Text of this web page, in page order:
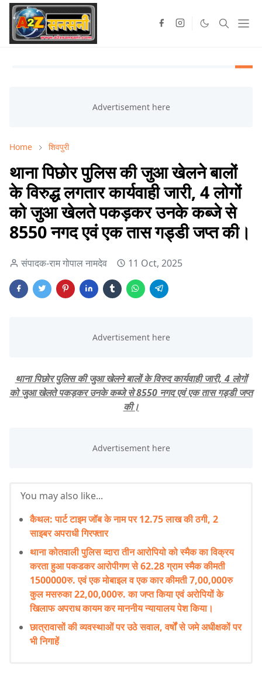
Home शिवपुरी
थाना पिछोर पुलिस की जुआ खेलने बालों
के विरुद्ध लगतार कार्यवाही जारी, 4 लोगों
को जुआ खेलते पकड़कर उनके कब्जे से
8550 नगद एवं एक तास गड्डी जप्त की।
संपादक-राम गोपाल नामदेव 11 Oct, 2025
थाना पिछोर पुलिस की जुआ खेलने बालों के विरुद कार्यवाही जारी, 4 लोगों
को जुआ खेलते पकड़कर उनके कब्जे से 8550 नगद एवं एक तास गड्डी जप्त
की।
You may also like...
कैथल: पार्ट टाइम जॉब के नाम पर 12.75 लाख की ठगी, 2
साइबर अपराधी गिरफ्तार
थाना कोतवाली पुलिस व्दारा तीन आरोपियो को स्मैक का विक्रय
करता हुआ पकडकर आरोपीगण से 62.28 ग्राम स्मैक कीमती
1500000रु. एवं एक मोबाइल व एक कार कीमती 7,00,000रु
कुल मसरुका 22,00,000रु. का जप्त किया एवं अरोपियों के
खिलाफ अपराध कायम कर माननीय न्यायालय पेश किया।
छात्रावासों की व्यवस्थाओं पर उठे सवाल, वर्षों से जमे अधीक्षकों पर
भी निगाहें